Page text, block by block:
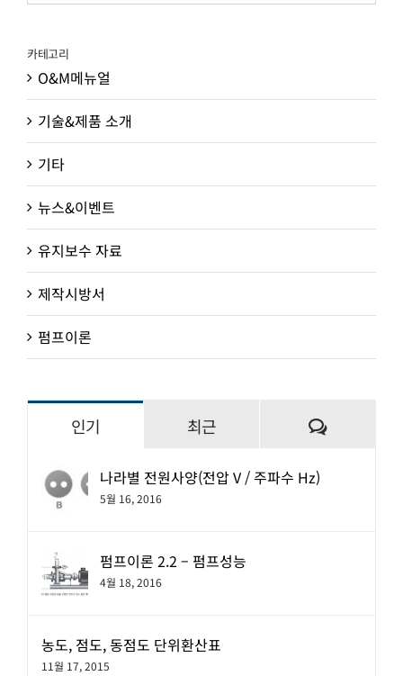
카테고리
O&M메뉴얼
기술&제품 소개
기타
뉴스&이벤트
유지보수 자료
제작시방서
펌프이론
인기 최근
댓
나라별 전원사양(전압 V / 주파수 Hz)
5월 16, 2016
펌프이론 2.2 – 펌프성능
4월 18, 2016
농도, 점도, 동점도 단위환산표
11월 17, 2015